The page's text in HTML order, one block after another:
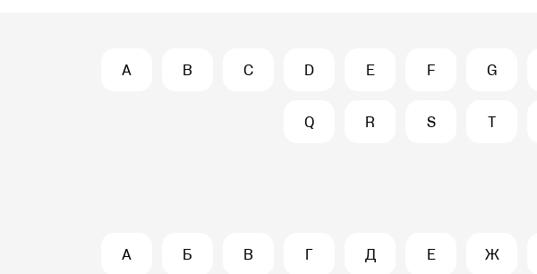
A B C D E F G
Q R S T
А Б В Г Д Е Ж